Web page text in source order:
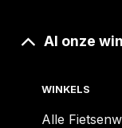
Al onze
WINKELS
Alle